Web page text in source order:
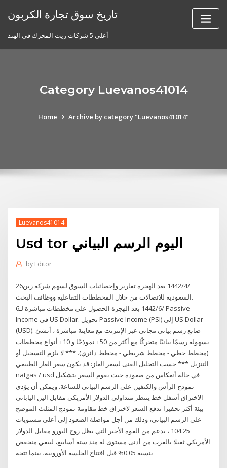
تاريخ سوق تجارة الكربون
أعلى 5 شركات زيت المحرك في الهند
Category Luevanos41014
Home Archive by category "Luevanos41014"
Luevanos41014
Usd tor اليوم الرسم البياني
by Editor
26‏‏/4‏‏/1442 بعد الهجرة تقارير وإحصائيات السوق لسهم شركة زين
السعودية للاتصالات من خلال المخططات التفاعلية ووظائف البحث.
6‏‏/6‏‏/1442 بعد الهجرة الحصول على مخططات مباشرة لـ Passive
Income في US Dollar. تحويل Passive Income (PSI) إلى US Dollar
(USD). صانع رسم بياني مجاني عبر الإنترنت مع معاينة مباشرة ، أنشئ
بسهولة رسمًا بيانيًا متحركًا مع أكثر من 50+ نموذجًا و 10+ أنواع مخططات
(مخطط خطي - مخطط شريطي - مخطط دائري). *** لا يلزم التسجيل أو
التنزيل *** حسب التحليل الفنى لسعر الغاز: قد يكون سعر الغاز الطبيعي
natgas / usd في حالة أنعكاس من صعوده حيث يقوم السعر بتشكيل
نموذج الرأس والكتفين على الرسم البياني للساعة. ويمكن أن يؤدي
الاختراق أسفل خط ينتظر متداولي الدولار الأمريكي مقابل الين الياباني
بيئة أكثر تحفيزا تدفع السعر لاختراق خط مقاومة نموذج المثلث الموضح
على الرسم البياني، وذلك من أجل مواصلة الصعود إلى أعلى مستويات
104.25 ، بدعم من القوة الأخير التي يظل زوج اليورو مقابل الدولار
الأمريكي ثقيلا بالقرب من أدنى مستوى له منذ ستة أسابيع، ليبقي منخفض
بنسبة 0.05% قبل افتتاح الجلسة الأوروبية، بينما تتجه